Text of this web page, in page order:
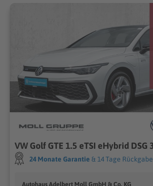
24 Monate Garantie & 14 Tage Rückgabe
Autohaus Adelbert Moll GmbH & Co. KG